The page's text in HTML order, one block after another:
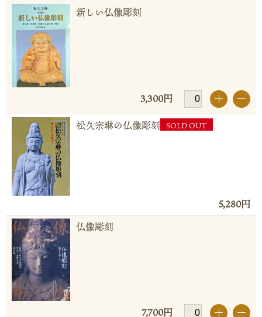
新しい仏像彫刻
3,300円 +
松久宗琳の仏像彫刻 SOLD OUT
5,280円
仏像彫刻
7,700円 +